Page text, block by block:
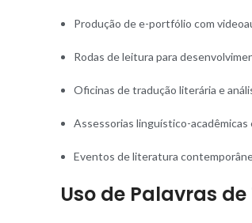
Produção de e-portfólio com
Rodas de leitura para
Oficinas de tradução literária e
Assessorias linguístico-
Eventos de literatura
Uso de Palavras